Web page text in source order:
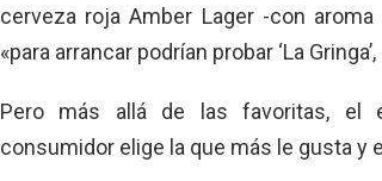
cerveza roja Amber Lager -con
«para arrancar podrían probar ‘La
Pero más allá de las favoritas, el
consumidor elige la que más le gusta y